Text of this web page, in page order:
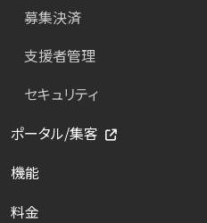
募集決済
支援者管理
セキュリティ
ポータル/集客
機能
料金